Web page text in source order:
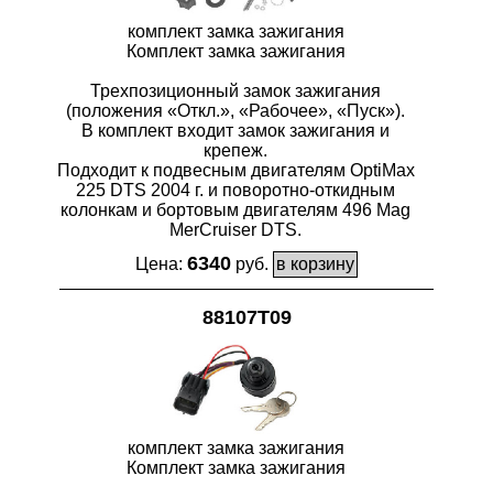
комплект замка зажигания
Комплект замка зажигания
Трехпозиционный замок зажигания
(положения «Откл.», «Рабочее», «Пуск»).
В комплект входит замок зажигания и
крепеж.
Подходит к подвесным двигателям OptiMax
225 DTS 2004 г. и поворотно-откидным
колонкам и бортовым двигателям 496 Mag
MerCruiser DTS.
Цена: 6340 руб.
88107T09
комплект замка зажигания
Комплект замка зажигания